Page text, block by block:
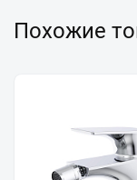
Похожие